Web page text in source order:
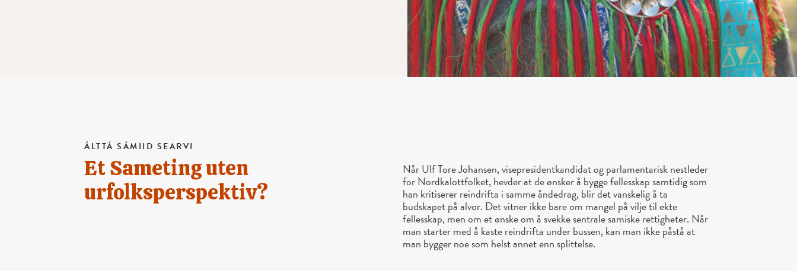
ÁLTTÁ SÁMIID SEARVI
Et Sameting uten
urfolksperspektiv?
Når Ulf Tore Johansen, visepresidentkandidat og parlamentarisk nestleder
for Nordkalottfolket, hevder at de ønsker å bygge fellesskap samtidig som
han kritiserer reindrifta i samme åndedrag, blir det vanskelig å ta
budskapet på alvor. Det vitner ikke bare om mangel på vilje til ekte
fellesskap, men om et ønske om å svekke sentrale samiske rettigheter. Når
man starter med å kaste reindrifta under bussen, kan man ikke påstå at
man bygger noe som helst annet enn splittelse.